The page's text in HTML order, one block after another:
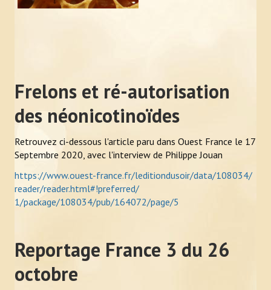
Frelons et ré-autorisation
des néonicotinoïdes
Retrouvez ci-dessous l'article paru dans Ouest France le 17
Septembre 2020, avec l'interview de Philippe Jouan
https://www.ouest-france.fr/leditiondusoir/data/108034/
reader/reader.html#!preferred/
1/package/108034/pub/164072/page/5
Reportage France 3 du 26
octobre